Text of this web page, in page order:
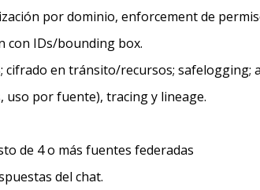
por dominio, enforcement de
con IDs/bounding box.
cifrado en tránsito/recursos;
uso por fuente), tracing y lineage.
de 4 o más fuentes federadas
del chat.